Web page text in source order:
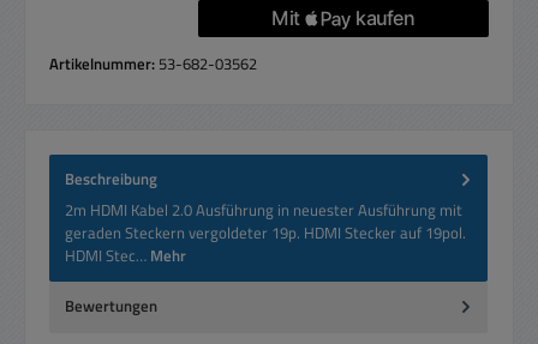
Artikelnummer: 53-682-03562
Beschreibung
2m HDMI Kabel 2.0 Ausführung in neuester Ausführung mit
geraden Steckern vergoldeter 19p. HDMI Stecker auf 19pol.
HDMI Stec… Mehr
Bewertungen